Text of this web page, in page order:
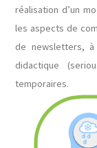
réalisation d’un
les aspects de
de newsletters, à
didactique
temporaires.